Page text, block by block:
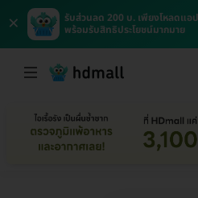
×
รับส่วนลด 200 บ. เพียงโหลดแ
พร้อมรับสิทธิประโยชน์มากมาย